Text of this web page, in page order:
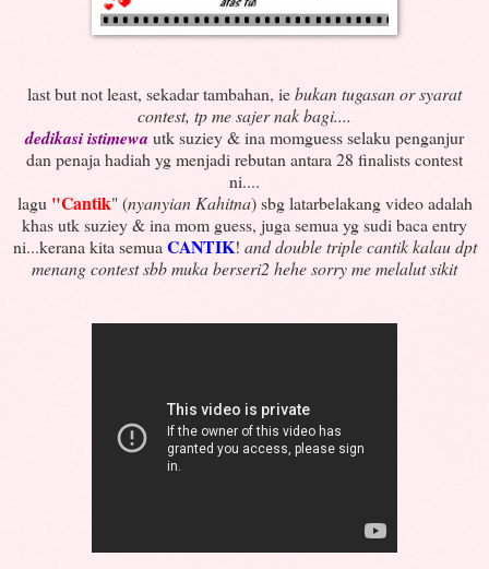
last but not least, sekadar tambahan, iebukan tugasan or syarat
contest, tp me sajer nak bagi....
dedikasi istimewa utk suziey & ina momguess selaku penganjur
dan penaja hadiah yg menjadi rebutan antara 28 finalists contest
ni....
lagu "Cantik" (nyanyian Kahitna) sbg latarbelakang video adalah
khas utk suziey & ina mom guess, juga semua yg sudi baca entry
ni...kerana kita semuaCANTIK! and double triple cantik kalau dpt
menang contest sbb muka berseri2 hehe sorry me melalut sikit